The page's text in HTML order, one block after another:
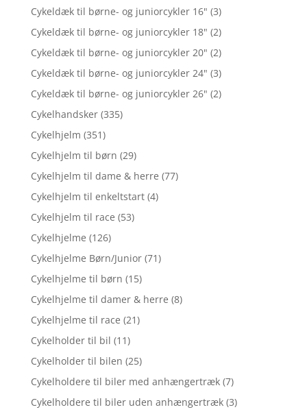
Cykeldæk til børne- og juniorcykler 16" (3)
Cykeldæk til børne- og juniorcykler 18" (2)
Cykeldæk til børne- og juniorcykler 20" (2)
Cykeldæk til børne- og juniorcykler 24" (3)
Cykeldæk til børne- og juniorcykler 26" (2)
Cykelhandsker (335)
Cykelhjelm (351)
Cykelhjelm til børn (29)
Cykelhjelm til dame & herre (77)
Cykelhjelm til enkeltstart (4)
Cykelhjelm til race (53)
Cykelhjelme (126)
Cykelhjelme Børn/Junior (71)
Cykelhjelme til børn (15)
Cykelhjelme til damer & herre (8)
Cykelhjelme til race (21)
Cykelholder til bil (11)
Cykelholder til bilen (25)
Cykelholdere til biler med anhængertræk (7)
Cykelholdere til biler uden anhængertræk (3)